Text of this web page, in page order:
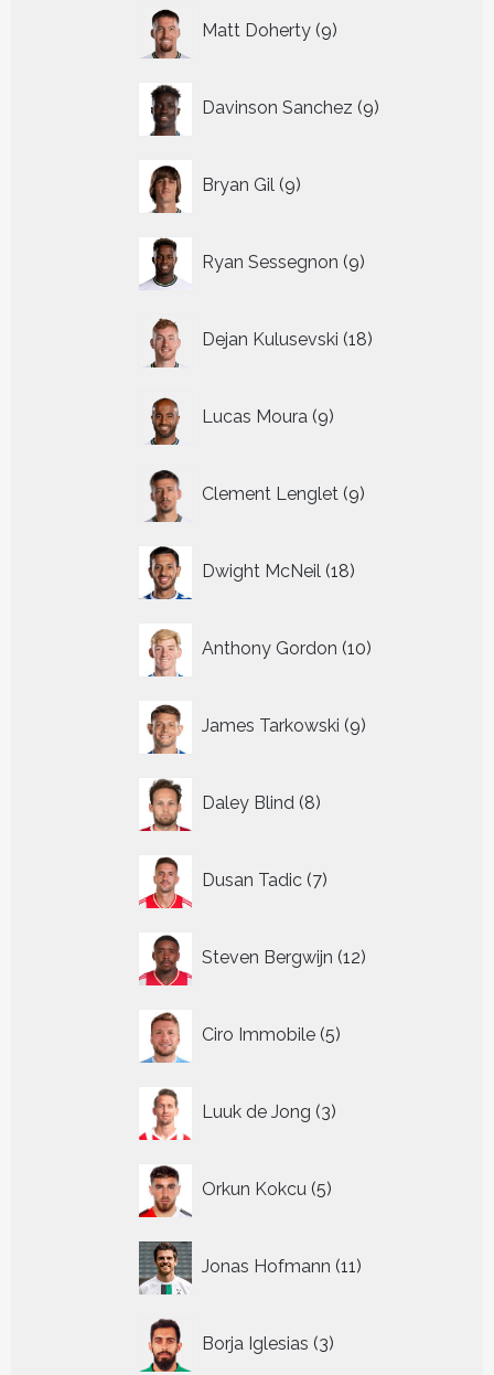
Matt Doherty 9
producten
Davinson Sanchez 9
producten
Bryan Gil 9
producten
Ryan Sessegnon 9
producten
Dejan Kulusevski 18
producten
Lucas Moura 9
producten
Clement Lenglet 9
producten
Dwight McNeil 18
producten
Anthony Gordon 10
producten
James Tarkowski 9
producten
Daley Blind 8
producten
Dusan Tadic 7
producten
Steven Bergwijn 12
producten
Ciro Immobile 5
producten
Luuk de Jong 3
producten
Orkun Kokcu 5
producten
Jonas Hofmann 11
producten
Borja Iglesias 3
producten